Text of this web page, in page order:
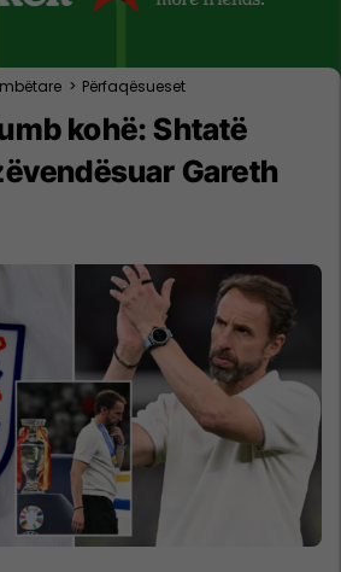
> Përfaqësueset
kohë: Shtatë
Gareth